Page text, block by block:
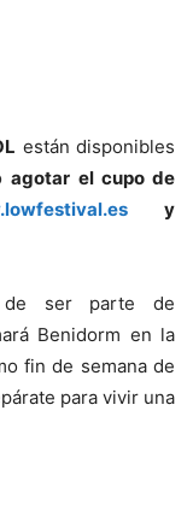
están disponibles
agotar el cupo de
y
de ser parte de
Benidorm en la
fin de semana de
para vivir una